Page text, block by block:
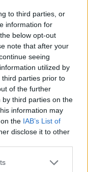
to third parties, or
information for
below opt-out
note that after your
seeing
utilized by
parties prior to
of the further
third parties on the
information may
the IAB’s List of
disclose it to other
or more Google
nel
fenomeni
climatiche,
catene di
a vicenda.
politiche
operative
e imprese.0